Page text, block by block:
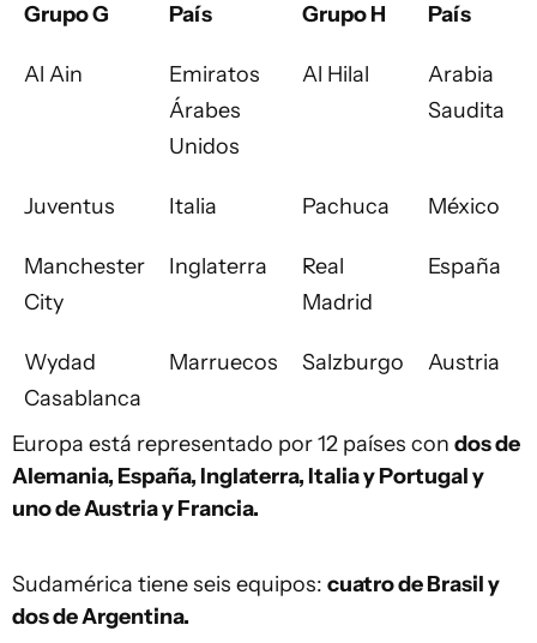
Grupo G País Grupo H País
Al Ain
Emiratos
Árabes
Unidos
Al Hilal
Arabia
Saudita
Juventus Italia Pachuca México
Manchester
City
Inglaterra
Real
Madrid
España
Wydad
Casablanca
Marruecos Salzburgo Austria
Europa está representado por 12 países con dos de
Alemania, España, Inglaterra, Italia y Portugal y
uno de Austria y Francia.
Sudamérica tiene seis equipos: cuatro de Brasil y
dos de Argentina.